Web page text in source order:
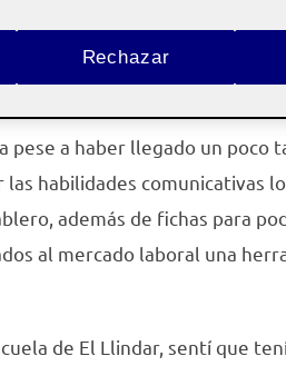
pese a haber llegado un poco
habilidades comunicativas
además de fichas para
al mercado laboral una
de El Llindar, sentí que
Rechazar